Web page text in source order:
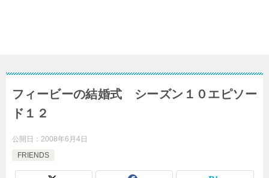
フィービーの結婚式 シーズン１０エピソー
ド１２
公開日： 2008年6月4日
FRIENDS